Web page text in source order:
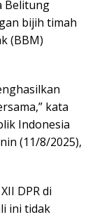
Belitung
bijih timah
(BBM)
kata
Indonesia
(11/8/2025),
DPR di
ini tidak